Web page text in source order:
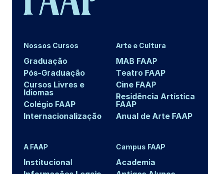
Nossos Cursos
Graduação
Pós-Graduação
Cursos Livres e
Idiomas
Colégio FAAP
Internacionalização
Arte e Cultura
MAB FAAP
Teatro FAAP
Cine FAAP
Residência Artística
FAAP
Anual de Arte FAAP
A FAAP
Institucional
Campus FAAP
Academia